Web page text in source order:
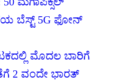
ಬೆಸ್ಟ್ 5G ಫೋನ್
ಮೊದಲ ಬಾರಿಗೆ
2 ವಂದೇ ಭಾರತ್